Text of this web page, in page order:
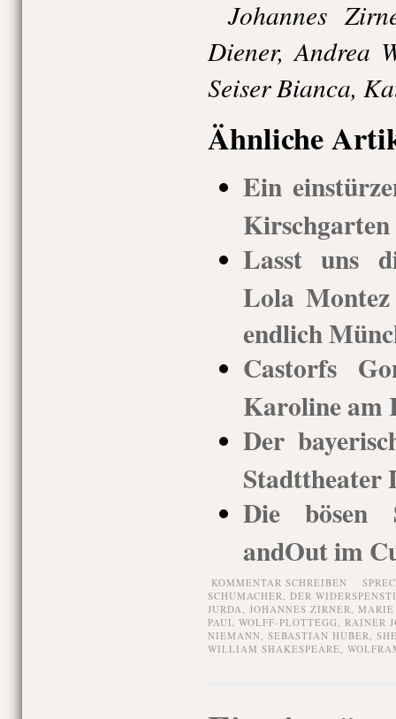
Johannes
Diener, Andrea
Seiser Bianca,
Ähnliche
Ein
Kirschgarten
Lasst uns
Lola
endlich
Castorfs
Karoline am
Der
Stadttheater
Die bösen
andOut im
KOMMENTAR SCHREIBEN
SCHUMACHER, DER
JURDA, JOHANNES ZIRNER, MARIE
PAUL WOLFF-PLOTTEGG, RAINER
NIEMANN, SEBASTIAN HUBER,
WILLIAM SHAKESPEARE,